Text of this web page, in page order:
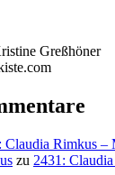
Greßhöner
Claudia Rimkus –
zu 2431: